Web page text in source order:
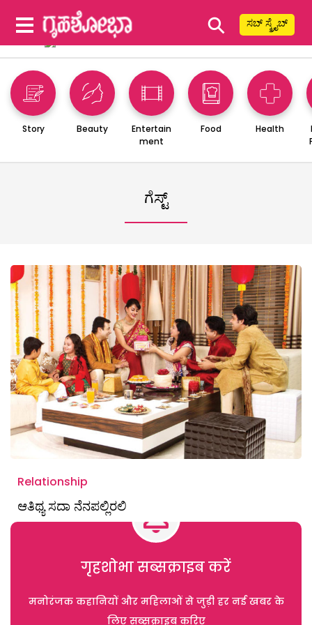
⚲ ಸಬ್ ಸ್ಕ್ರೈಬ್
Story Beauty
Entertain
ment
Food Health
ಗೆಸ್ಟ್
Relationship
ಆತಿಥ್ಯ ಸದಾ ನೆನಪಲ್ಲಿರಲಿ
गृहशोभा सब्सक्राइब करें
मनोरंजक कहानियों और महिलाओं से जुड़ी हर नई खबर के
लिए सब्सक्राइब करिए